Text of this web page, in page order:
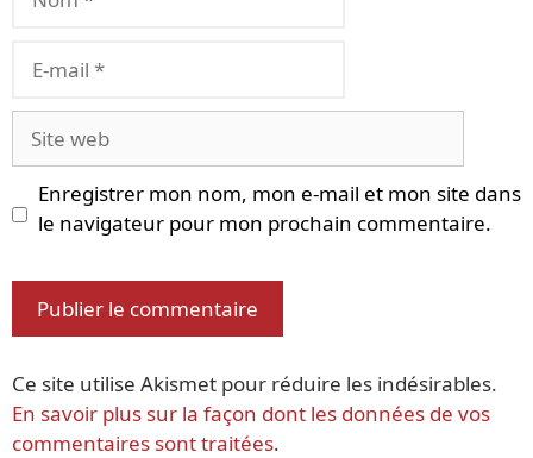
mail
web
Enregistrer mon nom, mon e-mail et mon site dans
le navigateur pour mon prochain commentaire.
Ce site utilise Akismet pour réduire les indésirables.
En savoir plus sur la façon dont les données de vos
commentaires sont traitées.